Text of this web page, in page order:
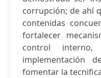
corrupción; de ahí
contenidas
fortalecer
control
implementación
fomentar la